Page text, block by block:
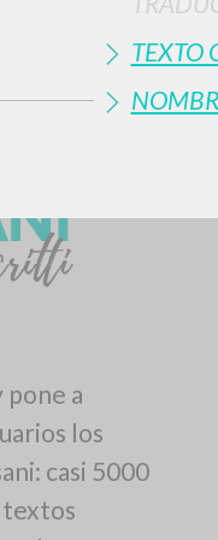
TEXTO
a
los
casi 5000
textos